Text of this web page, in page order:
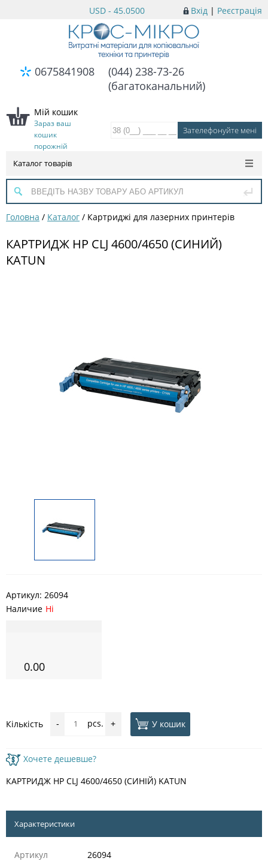
Вхід | Реєстрація
USD - 45.0500
0675841908
(044) 238-73-26
(багатоканальний)
Мій кошик
Зараз ваш
кошик
порожній
Каталог товарів
Головна / Каталог / Картриджі для лазерних принтерів
КАРТРИДЖ HP CLJ 4600/4650 (СИНИЙ)
KATUN
Артикул: 26094
Наличие Ні
0.00
Кількість - pcs. + У кошик
Хочете дешевше?
КАРТРИДЖ HP CLJ 4600/4650 (СИНІЙ) KATUN
Характеристики
Артикул
26094